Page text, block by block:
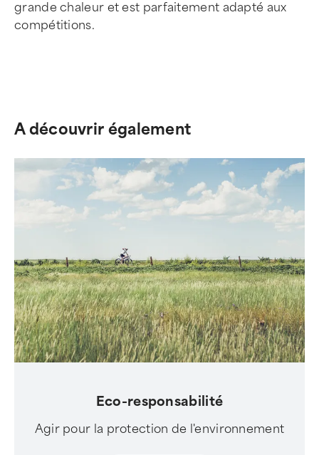
grande chaleur et est parfaitement adapté aux
compétitions.
A découvrir également
Eco-responsabilité
Agir pour la protection de l'environnement